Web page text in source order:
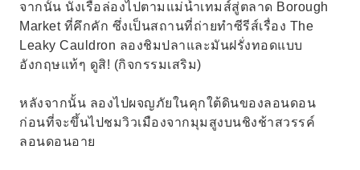
จากนั้น นั่งเรือล่องไปตามแม่น้ำเทมส์สู่ตลาด Borough
Market ที่คึกคัก ซึ่งเป็นสถานที่ถ่ายทำซีรีส์เรื่อง The
Leaky Cauldron ลองชิมปลาและมันฝรั่งทอดแบบ
อังกฤษแท้ๆ ดูสิ! (กิจกรรมเสริม)
หลังจากนั้น ลองไปผจญภัยในคุกใต้ดินของลอนดอน
ก่อนที่จะขึ้นไปชมวิวเมืองจากมุมสูงบนชิงช้าสวรรค์
ลอนดอนอาย